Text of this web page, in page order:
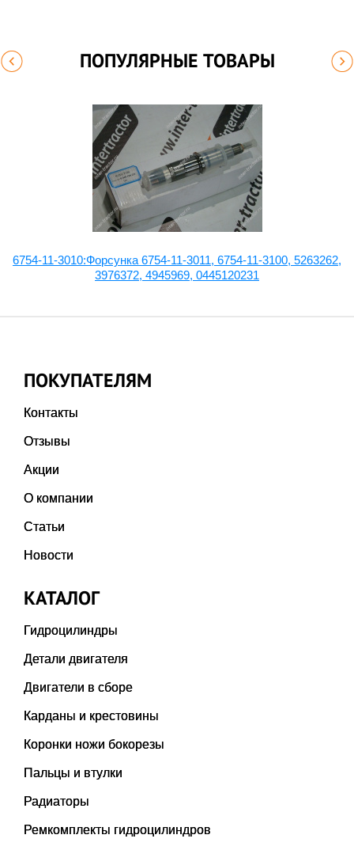
ПОПУЛЯРНЫЕ ТОВАРЫ
6754-11-3010:Форсунка 6754-11-3011, 6754-11-3100, 5263262,
3976372, 4945969, 0445120231
ПОКУПАТЕЛЯМ
Контакты
Отзывы
Акции
О компании
Статьи
Новости
КАТАЛОГ
Гидроцилиндры
Детали двигателя
Двигатели в сборе
Карданы и крестовины
Коронки ножи бокорезы
Пальцы и втулки
Радиаторы
Ремкомплекты гидроцилиндров